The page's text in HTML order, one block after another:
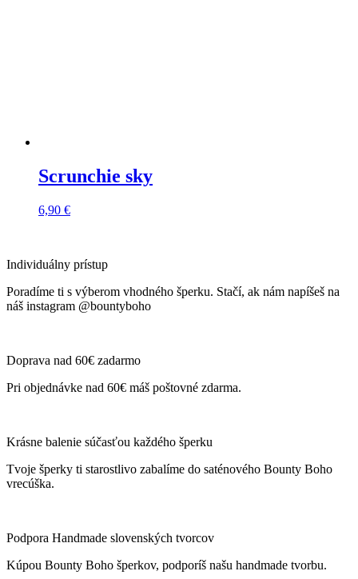
Scrunchie sky
6,90 €
Individuálny prístup
Poradíme ti s výberom vhodného šperku. Stačí, ak nám napíšeš na
náš instagram @bountyboho
Doprava nad 60€ zadarmo
Pri objednávke nad 60€ máš poštovné zdarma.
Krásne balenie súčasťou každého šperku
Tvoje šperky ti starostlivo zabalíme do saténového Bounty Boho
vrecúška.
Podpora Handmade slovenských tvorcov
Kúpou Bounty Boho šperkov, podporíš našu handmade tvorbu.